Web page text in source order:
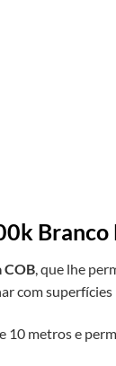
COB, que lhe
com
10 metros e